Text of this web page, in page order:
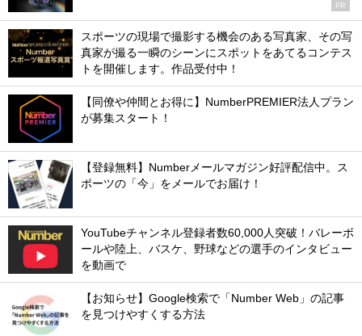
PR
スポーツの現場で撮影する機会のある写真家、その写
真家が撮る一瞬のシーンにスポットをあてるコンテス
トを開催します。作品受付中！
【同僚や仲間とお得に】NumberPREMIER法人プラン
が募集スタート！
【登録無料】Numberメールマガジン好評配信中。ス
ポーツの「今」をメールでお届け！
YouTubeチャンネル登録者数60,000人突破！バレーボ
ールや陸上、バスケ、野球などの選手のインタビュー
を動画で
【お知らせ】Google検索で「Number Web」の記事
を見つけやすくする方法